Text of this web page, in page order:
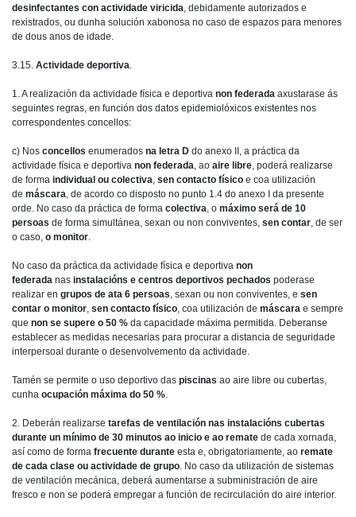
desinfectantes con actividade viricida, debidamente autorizados e
rexistrados, ou dunha solución xabonosa no caso de espazos para menores
de dous anos de idade.
3.15. Actividade deportiva.
1. A realización da actividade física e deportiva non federada axustarase ás
seguintes regras, en función dos datos epidemiolóxicos existentes nos
correspondentes concellos:
c) Nos concellos enumerados na letra D do anexo II, a práctica da
actividade física e deportiva non federada, ao aire libre, poderá realizarse
de forma individual ou colectiva, sen contacto físico e coa utilización
de máscara, de acordo co disposto no punto 1.4 do anexo I da presente
orde. No caso da práctica de forma colectiva, o máximo será de 10
persoas de forma simultánea, sexan ou non conviventes, sen contar, de ser
o caso, o monitor.
No caso da práctica da actividade física e deportiva non
federada nas instalacións e centros deportivos pechados poderase
realizar en grupos de ata 6 persoas, sexan ou non conviventes, e sen
contar o monitor, sen contacto físico, coa utilización de máscara e sempre
que non se supere o 50 % da capacidade máxima permitida. Deberanse
establecer as medidas necesarias para procurar a distancia de seguridade
interpersoal durante o desenvolvemento da actividade.
Tamén se permite o uso deportivo das piscinas ao aire libre ou cubertas,
cunha ocupación máxima do 50 %.
2. Deberán realizarse tarefas de ventilación nas instalacións cubertas
durante un mínimo de 30 minutos ao inicio e ao remate de cada xornada,
así como de forma frecuente durante esta e, obrigatoriamente, ao remate
de cada clase ou actividade de grupo. No caso da utilización de sistemas
de ventilación mecánica, deberá aumentarse a subministración de aire
fresco e non se poderá empregar a función de recirculación do aire interior.